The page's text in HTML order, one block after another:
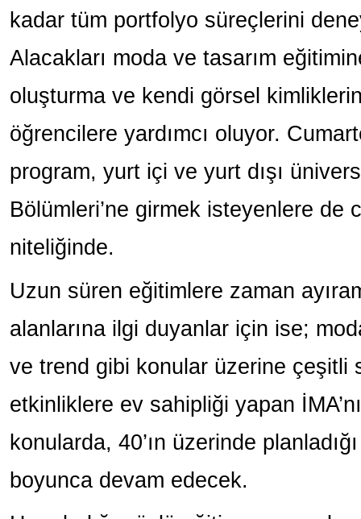
kadar tüm portfolyo süreçlerini
Alacakları moda ve tasarım
oluşturma ve kendi görsel
öğrencilere yardımcı oluyor.
program, yurt içi ve yurt dışı
Bölümleri’ne girmek isteyenlere de
niteliğinde.
Uzun süren eğitimlere zaman
alanlarına ilgi duyanlar için ise;
ve trend gibi konular üzerine çeşitli
etkinliklere ev sahipliği yapan
konularda, 40’ın üzerinde
boyunca devam edecek.